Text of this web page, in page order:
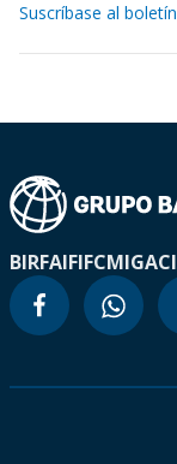
Suscríbase al
BIRFAIFIFCMIGA